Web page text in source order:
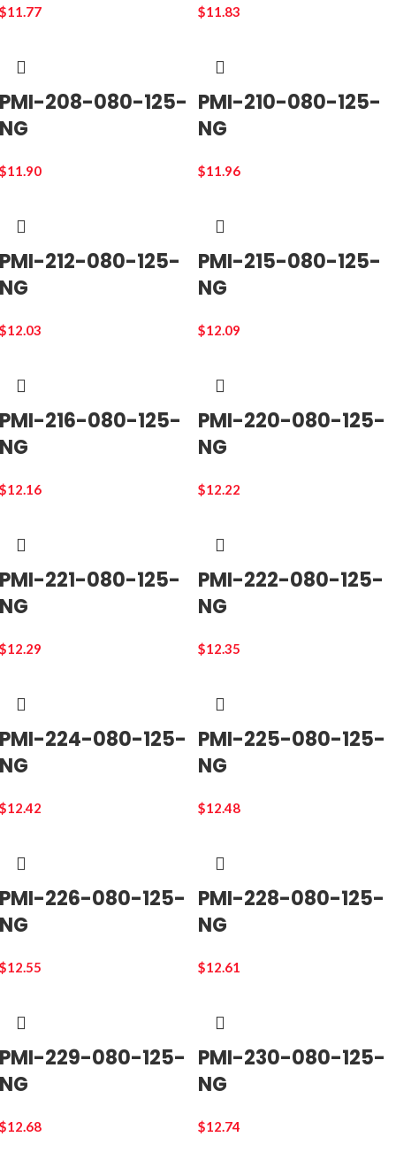
$11.77 $11.83
PMI-208-080-125-
NG
$11.90
PMI-210-080-125-
NG
$11.96
PMI-212-080-125-
NG
$12.03
PMI-215-080-125-
NG
$12.09
PMI-216-080-125-
NG
$12.16
PMI-220-080-125-
NG
$12.22
PMI-221-080-125-
NG
$12.29
PMI-222-080-125-
NG
$12.35
PMI-224-080-125-
NG
$12.42
PMI-225-080-125-
NG
$12.48
PMI-226-080-125-
NG
$12.55
PMI-228-080-125-
NG
$12.61
PMI-229-080-125-
NG
$12.68
PMI-230-080-125-
NG
$12.74